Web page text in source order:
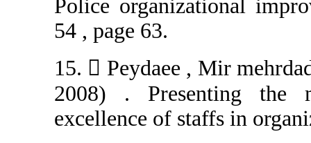
Police
54 , page 63.
15.  Peydaee
2008) .
excellence of